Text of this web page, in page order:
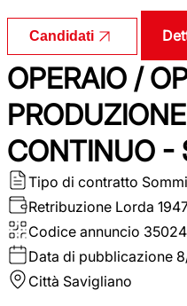
Candidati
OPERAIO /
CONTINUO -
Tipo di contratto
Retribuzione Lorda
Codice annuncio
Data di pubblicazione
Città Savigliano